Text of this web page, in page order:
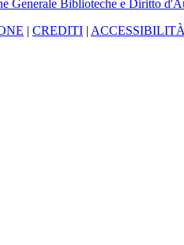
Generale Biblioteche e Diritto
| CREDITI |